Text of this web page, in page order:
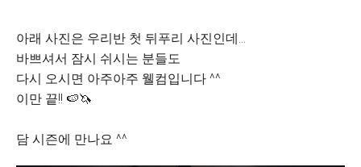
아래 사진은 우리반 첫 뒤푸리 사진인데...
바쁘셔서 잠시 쉬시는 분들도
다시 오시면 아주아주 웰컴입니다 ^^
이만 끝!! 🍉🦄
담 시즌에 만나요 ^^